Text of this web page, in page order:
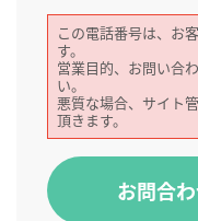
この電話番号は、お
す。
営業目的、お問い合
い。
悪質な場合、サイト
頂きます。
お問合